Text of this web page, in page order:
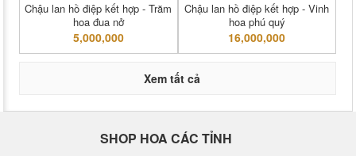
Chậu lan hồ điệp kết hợp - Trăm
hoa đua nở
5,000,000
Chậu lan hồ điệp kết hợp - Vinh
hoa phú quý
16,000,000
Xem tất cả
SHOP HOA CÁC TỈNH